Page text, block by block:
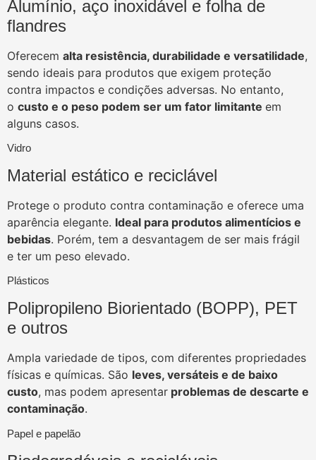
Alumínio, aço inoxidável e folha de
flandres
Oferecem alta resistência, durabilidade e versatilidade,
sendo ideais para produtos que exigem proteção
contra impactos e condições adversas. No entanto,
o custo e o peso podem ser um fator limitante em
alguns casos.
Vidro
Material estático e reciclável
Protege o produto contra contaminação e oferece uma
aparência elegante. Ideal para produtos alimentícios e
bebidas. Porém, tem a desvantagem de ser mais frágil
e ter um peso elevado.
Plásticos
Polipropileno Biorientado (BOPP), PET
e outros
Ampla variedade de tipos, com diferentes propriedades
físicas e químicas. São leves, versáteis e de baixo
custo, mas podem apresentar problemas de descarte e
contaminação.
Papel e papelão